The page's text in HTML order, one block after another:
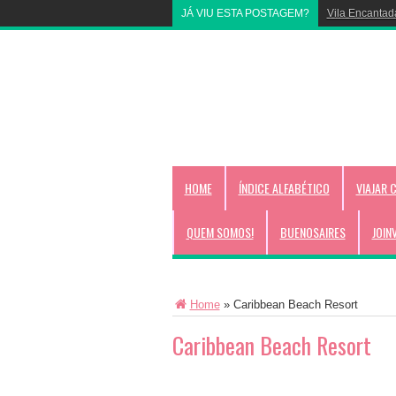
JÁ VIU ESTA POSTAGEM? Vila
Livrinho para
HOME ÍNDICE ALFABÉTICO VIAJAR
QUEM SOMOS! BUENOSAIRES
Home» Caribbean Beach Resort
Caribbean Beach Resort